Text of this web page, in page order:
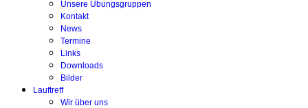
Unsere Übungsgruppen
Kontakt
News
Termine
Links
Downloads
Bilder
Lauftreff
Wir über uns